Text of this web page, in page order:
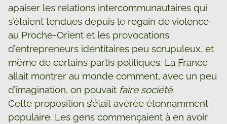
apaiser les relations intercommunautaires qui
s’étaient tendues depuis le regain de violence
au Proche-Orient et les provocations
d’entrepreneurs identitaires peu scrupuleux, et
même de certains partis politiques. La France
allait montrer au monde comment, avec un peu
d’imagination, on pouvait faire société.
Cette proposition s’était avérée étonnamment
populaire. Les gens commençaient à en avoir